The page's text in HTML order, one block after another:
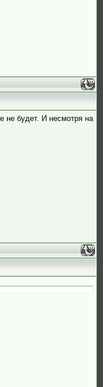
не будет. И несмотря на